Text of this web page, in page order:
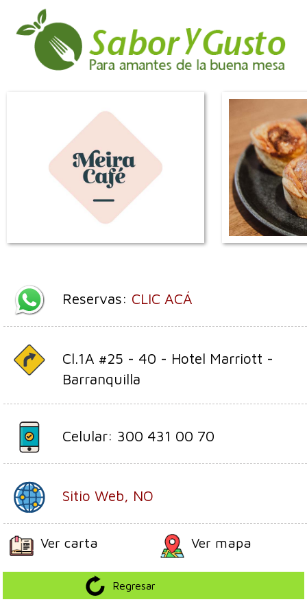
Reservas: CLIC ACÁ
Cl.1A #25 - 40 - Hotel Marriott -
Barranquilla
Celular: 300 431 00 70
Sitio Web, NO
Ver carta Ver mapa
Regresar